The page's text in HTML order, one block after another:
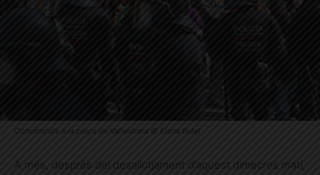
Concentrats a la plaça de Vallvidrera © Elena Bulet
A més, després del desallotjament d’aquest dimecres matí,